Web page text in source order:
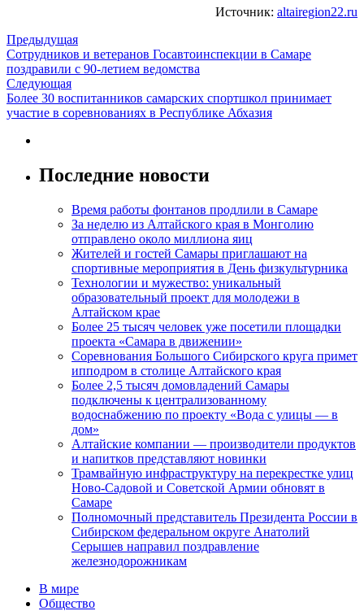
Источник: altairegion22.ru
Предыдущая
Сотрудников и ветеранов Госавтоинспекции в Самаре
поздравили с 90-летием ведомства
Следующая
Более 30 воспитанников самарских спортшкол принимает
участие в соревнованиях в Республике Абхазия
Последние новости
Время работы фонтанов продлили в Самаре
За неделю из Алтайского края в Монголию
отправлено около миллиона яиц
Жителей и гостей Самары приглашают на
спортивные мероприятия в День физкультурника
Технологии и мужество: уникальный
образовательный проект для молодежи в
Алтайском крае
Более 25 тысяч человек уже посетили площадки
проекта «Самара в движении»
Соревнования Большого Сибирского круга примет
ипподром в столице Алтайского края
Более 2,5 тысяч домовладений Самары
подключены к централизованному
водоснабжению по проекту «Вода с улицы — в
дом»
Алтайские компании — производители продуктов
и напитков представляют новинки
Трамвайную инфраструктуру на перекрестке улиц
Ново-Садовой и Советской Армии обновят в
Самаре
Полномочный представитель Президента России в
Сибирском федеральном округе Анатолий
Серышев направил поздравление
железнодорожникам
В мире
Общество